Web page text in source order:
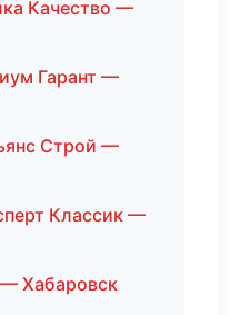
Качество —
Гарант —
Строй —
Классик —
Хабаровск